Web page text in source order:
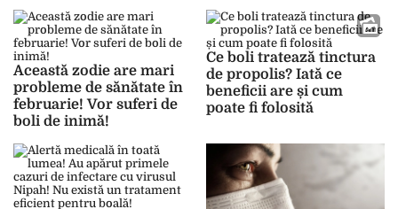
Această zodie are mari
probleme de sănătate în
februarie! Vor suferi de
boli de inimă!
Ce boli tratează tinctura
de propolis? Iată ce
beneficii are și cum
poate fi folosită